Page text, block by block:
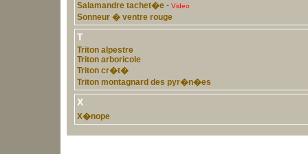
Salamandre tachet�e- Video
Sonneur � ventre rouge
T
Triton alpestre
Triton arboricole
Triton cr�t�
Triton montagnard des pyr�n�es
X
X�nope